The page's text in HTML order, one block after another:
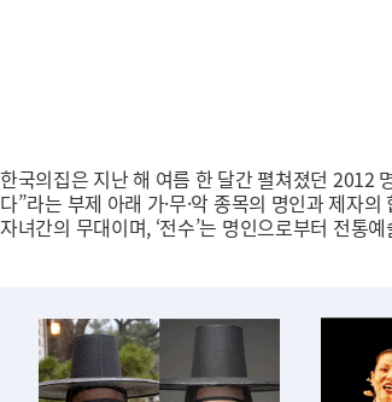
한국의집은 지난 해 여름 한 달간 펼쳐졌던 2012
다”라는 부제 아래 가·무·악 종목의 명인과 제자
자녀간의 무대이며, ‘전수’는 명인으로부터 전통